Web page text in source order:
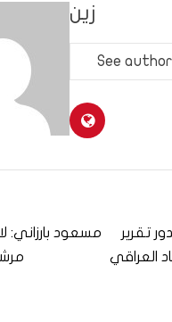
زين
See
تقرير
العراقي
مسعود بارزاني: